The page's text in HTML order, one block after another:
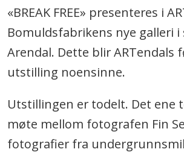
«BREAK FREE» presenteres i
Bomuldsfabrikens nye galleri
Arendal. Dette blir ARTendals
utstilling noensinne.
Utstillingen er todelt. Det ene
møte mellom fotografen Fin
fotografier fra